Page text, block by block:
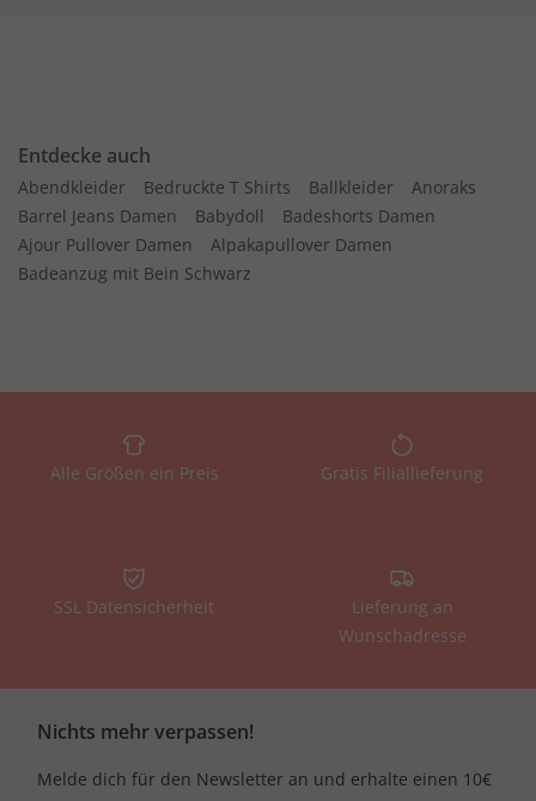
Entdecke auch
Abendkleider Bedruckte T Shirts Ballkleider
Anoraks
Barrel Jeans Damen
Babydoll
Badeshorts Damen
Ajour Pullover Damen
Alpakapullover Damen
Badeanzug mit Bein Schwarz
Alle Größen ein Preis Gratis Filiallieferung
SSL Datensicherheit
Lieferung an
Wunschadresse
Nichts mehr verpassen!
Melde dich für den Newsletter an und erhalte einen 10€